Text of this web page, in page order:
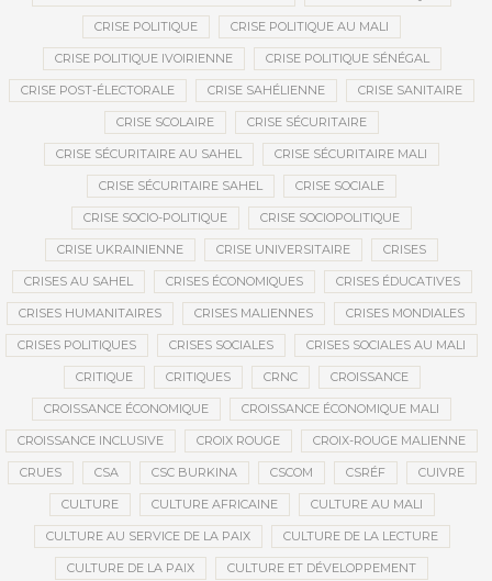
CRISE POLITIQUE CRISE POLITIQUE AU MALI
CRISE POLITIQUE IVOIRIENNE CRISE POLITIQUE SÉNÉGAL
CRISE POST-ÉLECTORALE CRISE SAHÉLIENNE CRISE SANITAIRE
CRISE SCOLAIRE CRISE SÉCURITAIRE
CRISE SÉCURITAIRE AU SAHEL CRISE SÉCURITAIRE MALI
CRISE SÉCURITAIRE SAHEL CRISE SOCIALE
CRISE SOCIO-POLITIQUE CRISE SOCIOPOLITIQUE
CRISE UKRAINIENNE CRISE UNIVERSITAIRE CRISES
CRISES AU SAHEL CRISES ÉCONOMIQUES CRISES ÉDUCATIVES
CRISES HUMANITAIRES CRISES MALIENNES CRISES MONDIALES
CRISES POLITIQUES CRISES SOCIALES CRISES SOCIALES AU MALI
CRITIQUE CRITIQUES CRNC CROISSANCE
CROISSANCE ÉCONOMIQUE CROISSANCE ÉCONOMIQUE MALI
CROISSANCE INCLUSIVE CROIX ROUGE CROIX-ROUGE MALIENNE
CRUES CSA CSC BURKINA CSCOM CSRÉF CUIVRE
CULTURE CULTURE AFRICAINE CULTURE AU MALI
CULTURE AU SERVICE DE LA PAIX CULTURE DE LA LECTURE
CULTURE DE LA PAIX CULTURE ET DÉVELOPPEMENT